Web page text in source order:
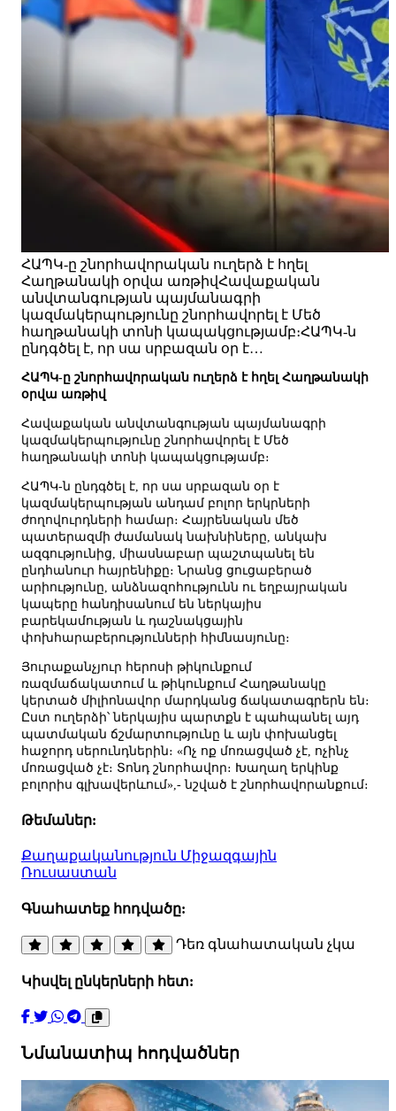
ՀԱՊԿ-ը շնորհավորական ուղերձ է հղել
Հաղթանակի օրվա առթիվՀավաքական
անվտանգության պայմանագրի
կազմակերպությունը շնորհավորել է Մեծ
հաղթանակի տոնի կապակցությամբ։ՀԱՊԿ-ն
ընդգծել է, որ սա սրբազան օր է…
ՀԱՊԿ-ը շնորհավորական ուղերձ է հղել Հաղթանակի
օրվա առթիվ
Հավաքական անվտանգության պայմանագրի
կազմակերպությունը շնորհավորել է Մեծ
հաղթանակի տոնի կապակցությամբ։
ՀԱՊԿ-ն ընդգծել է, որ սա սրբազան օր է
կազմակերպության անդամ բոլոր երկրների
ժողովուրդների համար։ Հայրենական մեծ
պատերազմի ժամանակ նախնիները, անկախ
ազգությունից, միասնաբար պաշտպանել են
ընդհանուր հայրենիքը։ Նրանց ցուցաբերած
արիությունը, անձնազոհությունն ու եղբայրական
կապերը հանդիսանում են ներկայիս
բարեկամության և դաշնակցային
փոխհարաբերությունների հիմնասյունը։
Յուրաքանչյուր հերոսի թիկունքում
ռազմաճակատում և թիկունքում Հաղթանակը
կերտած միլիոնավոր մարդկանց ճակատագրերն են։
Ըստ ուղերձի՝ ներկայիս պարտքն է պահպանել այդ
պատմական ճշմարտությունը և այն փոխանցել
հաջորդ սերունդներին։ «Ոչ ոք մոռացված չէ, ոչինչ
մոռացված չէ։ Տոնդ շնորհավոր։ Խաղաղ երկինք
բոլորիս գլխավերևում»,- նշված է շնորհավորանքում։
Թեմաներ:
Քաղաքականություն Միջազգային
Ռուսաստան
Գնահատեք հոդվածը:
Դեռ գնահատական չկա
Կիսվել ընկերների հետ:
Նմանատիպ հոդվածներ